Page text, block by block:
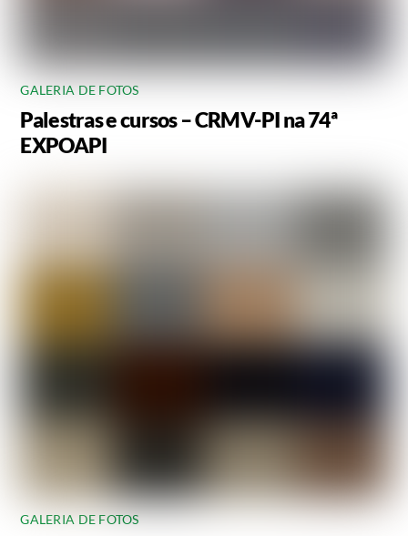
GALERIA DE FOTOS
Palestras e cursos – CRMV-PI na 74ª
EXPOAPI
GALERIA DE FOTOS